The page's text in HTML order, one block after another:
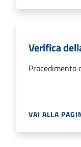
Verifica
Procedimento
VAI ALLA